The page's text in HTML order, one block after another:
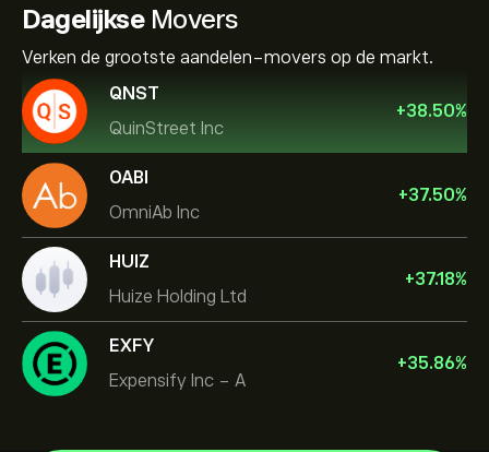
DagelijkseMovers
Verken de grootste aandelen-movers op de markt.
QNST
QuinStreet Inc
+38.50%
OABI
OmniAb Inc
+37.50%
HUIZ
Huize Holding Ltd
+37.18%
EXFY
Expensify Inc - A
+35.86%